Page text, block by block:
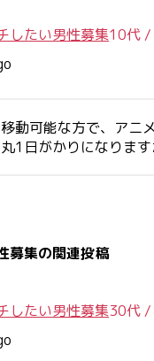
したい男性募集10代 /
動可能な方で、ア
1日がかりになりま
募集の関連投稿
したい男性募集30代 /